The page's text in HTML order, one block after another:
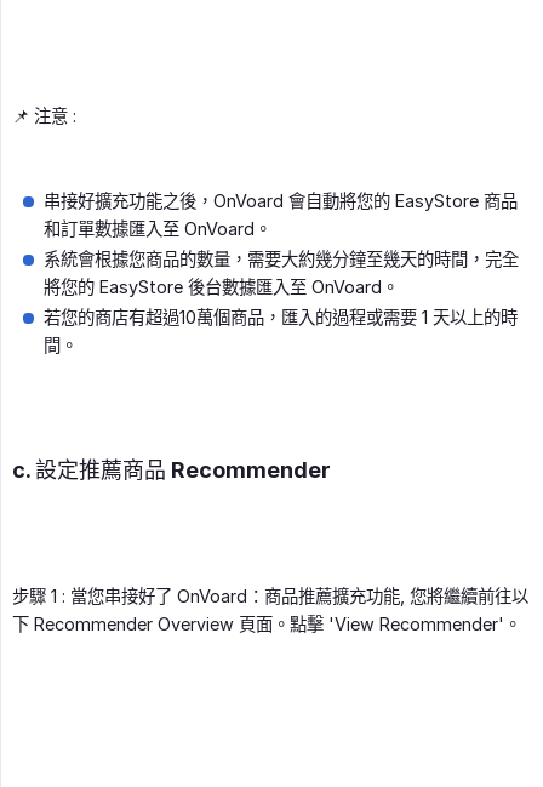
📌 注意 :
串接好擴充功能之後，OnVoard 會自動將您的 EasyStore 商品
和訂單數據匯入至 OnVoard。
系統會根據您商品的數量，需要大約幾分鐘至幾天的時間，完全
將您的 EasyStore 後台數據匯入至 OnVoard。
若您的商店有超過10萬個商品，匯入的過程或需要 1 天以上的時
間。
c. 設定推薦商品 Recommender
步驟 1 : 當您串接好了 OnVoard：商品推薦擴充功能, 您將繼續前往以
下 Recommender Overview 頁面。點擊 'View Recommender'。